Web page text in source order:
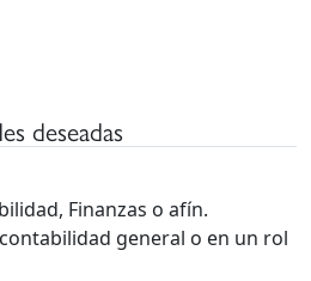
deseadas
Finanzas o afín.
general o en un rol